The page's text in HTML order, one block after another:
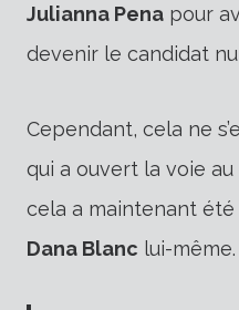
Julianna Pena pour
devenir le candidat
Cependant, cela ne
qui a ouvert la voie
cela a maintenant été
Dana Blanc lui-même.